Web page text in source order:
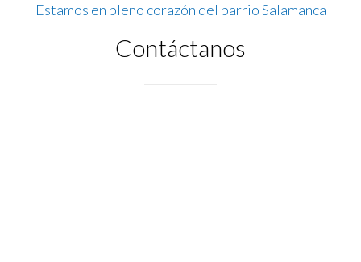
Estamos en pleno corazón del barrio Salamanca
Contáctanos